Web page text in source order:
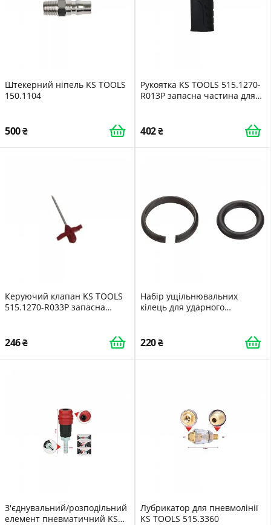
Штекерний ніпель KS TOOLS
150.1104
500
Рукоятка KS TOOLS 515.1270-
R013P запасна частина для
402
Керуючий клапан KS TOOLS
515.1270-R033P запасна
246
Набір ущільнювальних
кілець для ударного
220
З'єднувальний/розподільний
елемент пневматичний KS
Лубрикатор для пневмолінії
KS TOOLS 515.3360